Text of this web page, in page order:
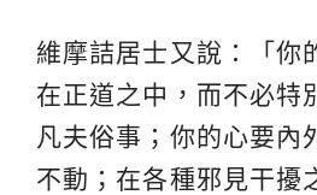
維摩詰居士又說：「你
在正道之中，而不必特
凡夫俗事；你的心要內
不動；在各種邪見干擾